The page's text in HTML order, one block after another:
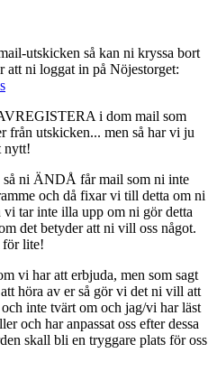
utskicken så kan ni kryssa bort
att ni loggat in på Nöjestorget:
i dom mail som
från utskicken... men så har vi ju
nytt!
ni ÄNDÅ får mail som ni inte
och då fixar vi till detta om ni
vi tar inte illa upp om ni gör detta
det betyder att ni vill oss något.
för lite!
vi har att erbjuda, men som sagt
höra av er så gör vi det ni vill att
inte tvärt om och jag/vi har läst
och har anpassat oss efter dessa
skall bli en tryggare plats för oss